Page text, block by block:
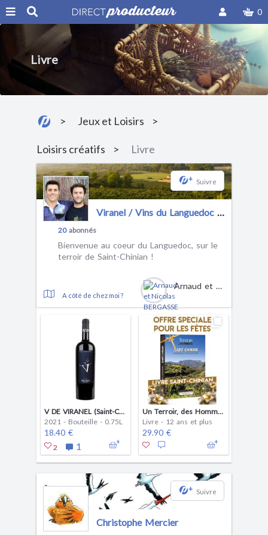
0
Livre
Jeux et Loisirs
Loisirs créatifs Livre
+ Suivre
Viranel / Vins du Languedoc / Saint-Chinian
20abonnés
Bienvenue au coeur du Languedoc, sur le
terroir de Saint-Chinian !
A côté de chez moi ?
Arnaud et Nicolas BERGASSE
V DE VIRANEL (Saint-Chinian)
2021 - Bouteille - 0.75L
18.40 €
2 1
Un Terroir, des Hommes - Saint-Chinian
Livre - 12 ans et plus
29.90 €
+ Suivre
Christophe Mercier